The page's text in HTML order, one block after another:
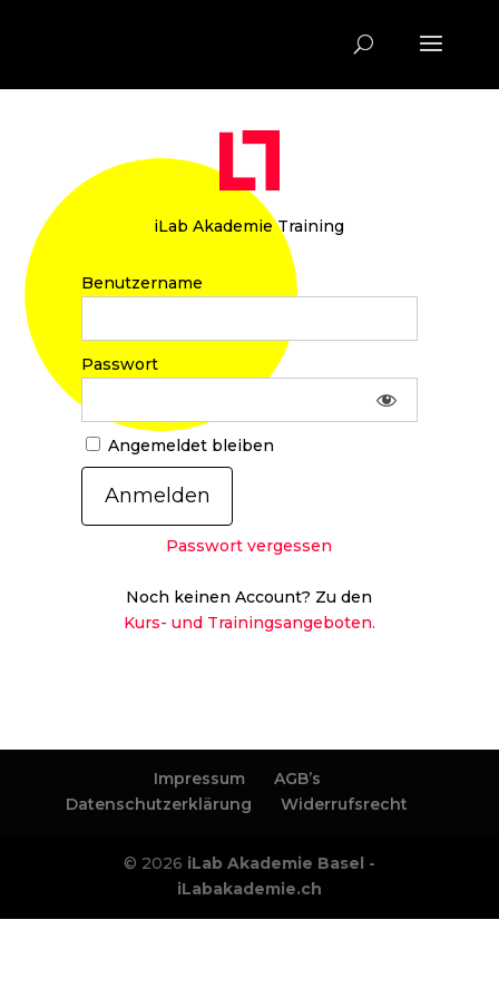
iLab Akademie Training
Benutzername
Passwort
Angemeldet bleiben
Passwort vergessen
Noch keinen Account? Zu den
Kurs- und Trainingsangeboten.
Impressum
AGB’s
Datenschutzerklärung
Widerrufsrecht
© 2026 iLab Akademie Basel -
iLabakademie.ch